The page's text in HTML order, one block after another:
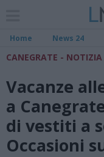
Home News 24
CANEGRATE -
Vacanze
a
di vestiti a
Occasioni